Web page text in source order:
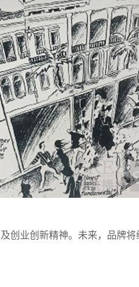
创业创新精神。未来，品牌将